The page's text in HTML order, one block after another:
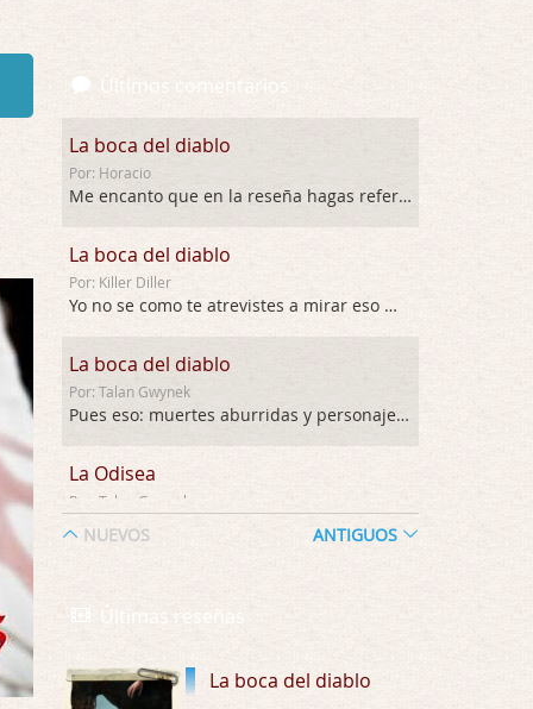
Últimos comentarios
La boca del diablo
Por: Horacio
Me encanto que en la reseña hagas referen …
La boca del diablo
Por: Killer Diller
Yo no se como te atrevistes a mirar eso …
La boca del diablo
Por: Talan Gwynek
Pues eso: muertes aburridas y personajes p …
La Odisea
Por: Talan Gwynek
Draghann, las quejas sobre la diversidad s …
Por: Draghann
Trance
NUEVOS ANTIGUOS
Últimas reseñas
La boca del diablo